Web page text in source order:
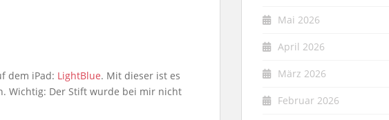
dem iPad: LightBlue. Mit dieser ist es
Wichtig: Der Stift wurde bei mir nicht
Mai 2026
April 2026
März 2026
Februar 2026